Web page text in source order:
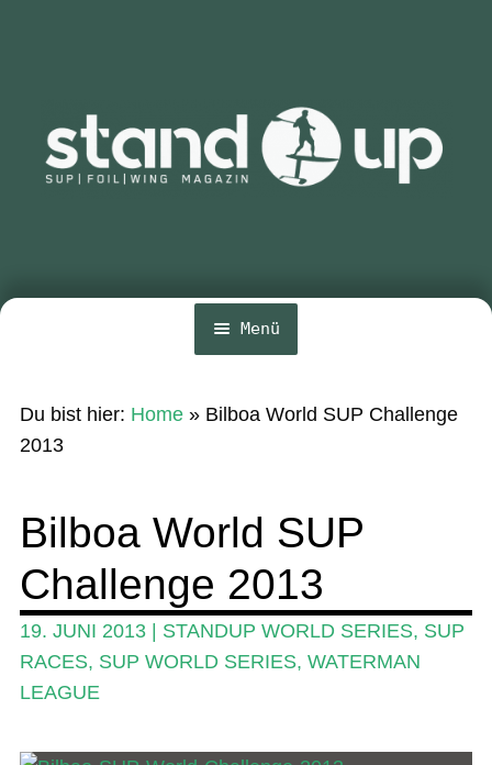
Menü
SUP-Events
Ratgeber
Das Magazin
Stand Up Magazin TV
Mein Konto
Du bist hier: Home» Bilboa World SUP Challenge
2013
Bilboa World SUP
Challenge 2013
19. JUNI 2013| STANDUP WORLD SERIES, SUP
RACES, SUP WORLD SERIES, WATERMAN
LEAGUE